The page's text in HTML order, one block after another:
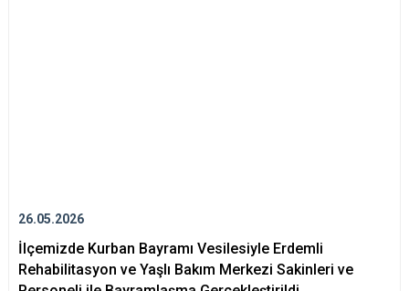
26.05.2026
İlçemizde Kurban Bayramı Vesilesiyle Erdemli
Rehabilitasyon ve Yaşlı Bakım Merkezi Sakinleri ve